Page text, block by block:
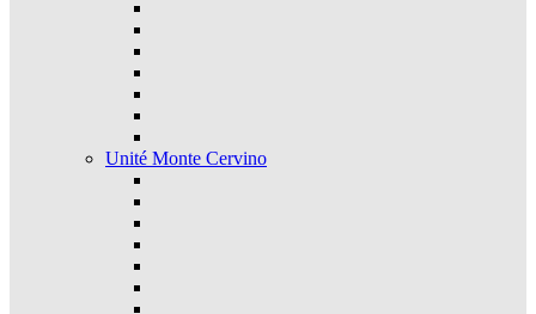
Unité Monte Cervino